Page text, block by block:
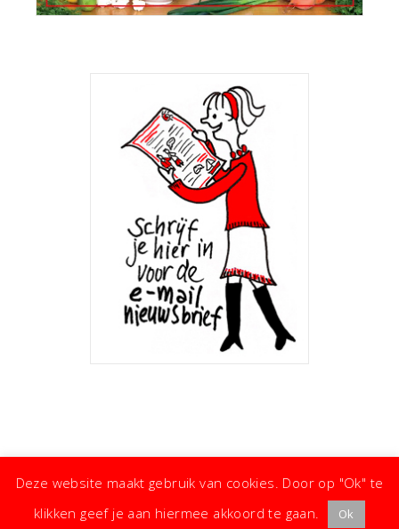
Deze website maakt gebruik van cookies. Door op "Ok" te
klikken geef je aan hiermee akkoord te gaan.
Ok